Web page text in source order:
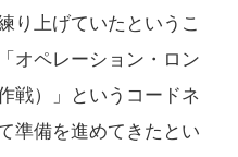
り上げていたというこ
オペレーション・ロン
戦）」というコードネ
準備を進めてきたとい